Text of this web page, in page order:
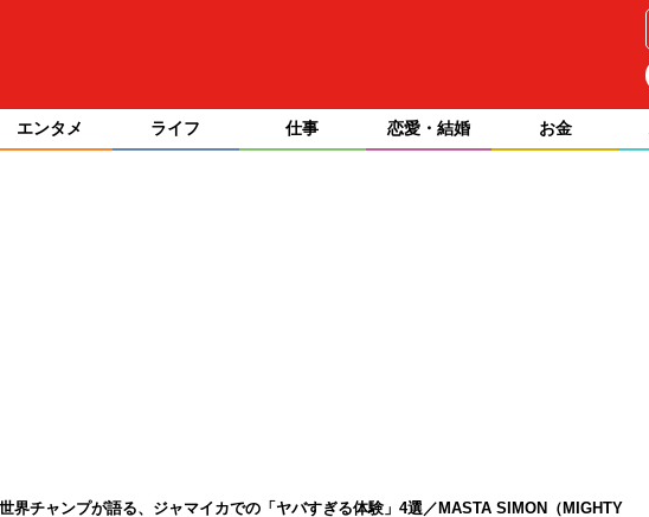
エンタメ ライフ 仕事 恋愛・結婚 お金
界チャンプが語る、ジャマイカでの「ヤバすぎる体験」4選／MASTA SIMON（MIGHTY